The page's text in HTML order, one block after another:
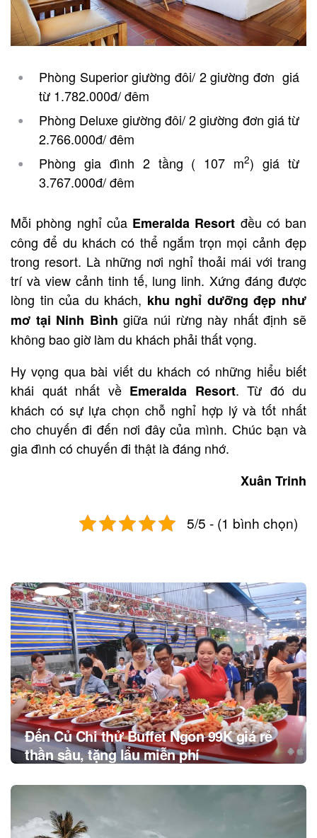
Phòng Superior giường đôi/ 2 giường đơn giá
từ 1.782.000đ/ đêm
Phòng Deluxe giường đôi/ 2 giường đơn giá từ
2.766.000đ/ đêm
Phòng gia đình 2 tầng ( 107 m2) giá từ
3.767.000đ/ đêm
Mỗi phòng nghỉ của Emeralda Resort đều có ban
công để du khách có thể ngắm trọn mọi cảnh đẹp
trong resort. Là những nơi nghỉ thoải mái với trang
trí và view cảnh tinh tế, lung linh. Xứng đáng được
lòng tin của du khách, khu nghỉ dưỡng đẹp như
mơ tại Ninh Bình giữa núi rừng này nhất định sẽ
không bao giờ làm du khách phải thất vọng.
Hy vọng qua bài viết du khách có những hiểu biết
khái quát nhất về Emeralda Resort. Từ đó du
khách có sự lựa chọn chỗ nghỉ hợp lý và tốt nhất
cho chuyến đi đến nơi đây của mình. Chúc bạn và
gia đình có chuyến đi thật là đáng nhớ.
Xuân Trinh
5/5 - (1 bình chọn)
Post
navigation
Đến Củ Chi thử Buffet Ngon 99K giá rẻ
thần sầu, tặng lẩu miễn phí